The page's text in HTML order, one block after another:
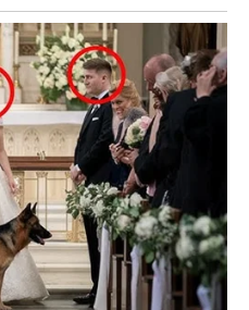
trebate više vjerovati
koje uskoro izlaze na
trenuci.